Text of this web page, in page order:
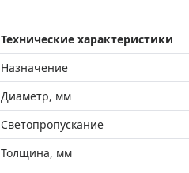
Технические характеристики
Назначение
Диаметр, мм
Светопропускание
Толщина, мм